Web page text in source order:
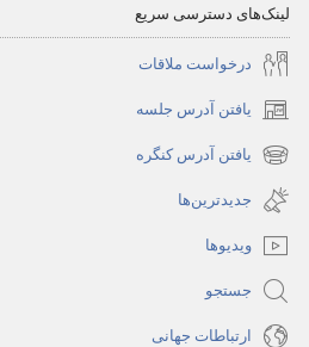
لینک‌های دسترسی سریع
درخواست ملاقات
یافتن آدرس جلسه
(پنجره‌ای
جدید
می‌شود)
یافتن آدرس کنگره
(پنجره‌ای
جدید
باز
می‌شود)
جدیدترین‌ها
ویدیوها
جستجو
ارتباطات جهانی